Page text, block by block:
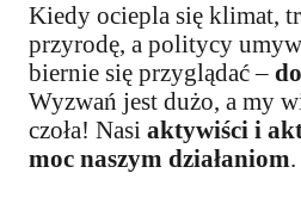
Kiedy ociepla się klimat,
przyrodę, a politycy
biernie się przyglądać –
Wyzwań jest dużo, a my
czoła! Nasi aktywiści i
moc naszym działaniom.